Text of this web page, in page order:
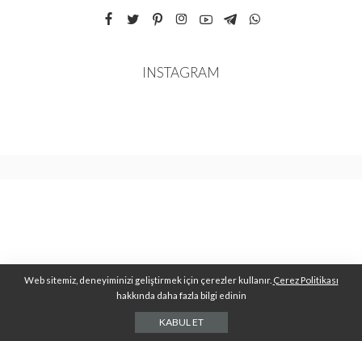
INSTAGRAM
Web sitemiz, deneyiminizi geliştirmek için çerezler kullanır. Çerez Politikası
hakkında daha fazla bilgi edinin
KABUL ET